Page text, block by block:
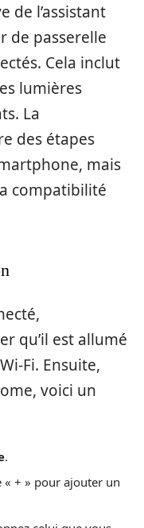
de l’assistant
de passerelle
Cela inclut
lumières
La
des étapes
mais
compatibilité
qu’il est allumé
Fi. Ensuite,
voici un
.
« + » pour ajouter un